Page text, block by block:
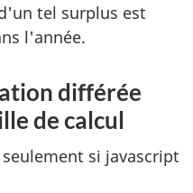
tel surplus est
l'année.
différée
de calcul
si javascript